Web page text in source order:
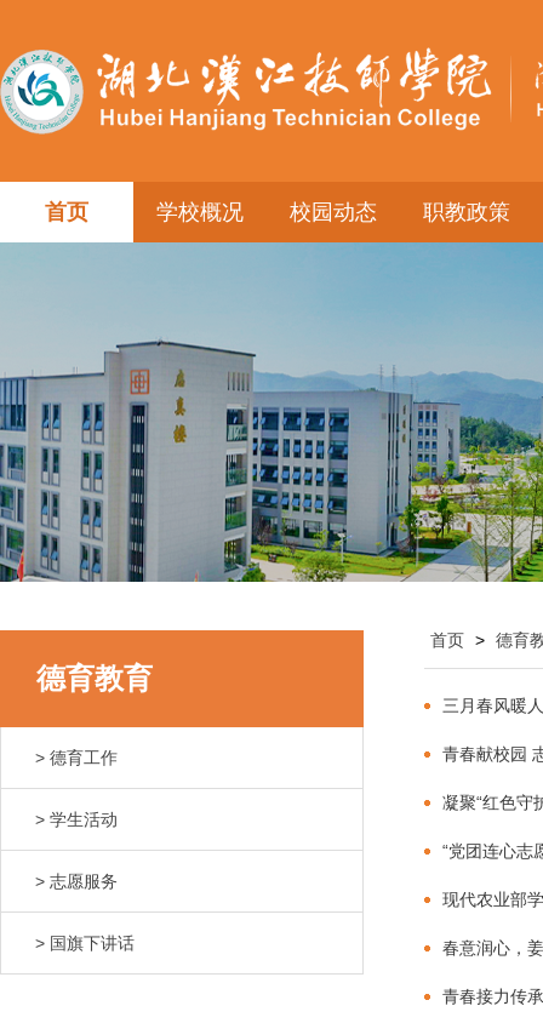
首页 学校概况 校园动态 职教政策
德育教育
> 德育工作
> 学生活动
> 志愿服务
> 国旗下讲话
首页 > 德育
三月春风暖
青春献校园
凝聚“红色守
“党团连心
现代农业部
春意润心，
青春接力传